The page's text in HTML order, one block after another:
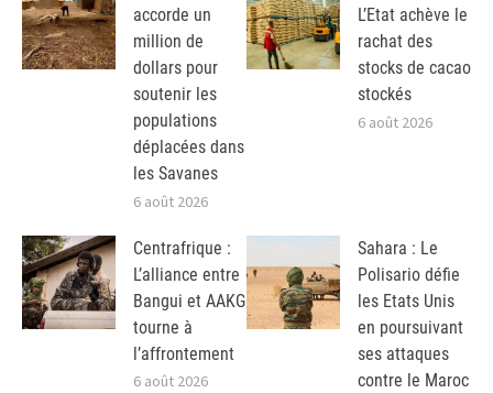
accorde un
million de
dollars pour
soutenir les
populations
déplacées dans
les Savanes
6 août 2026
L’Etat achève le
rachat des
stocks de cacao
stockés
6 août 2026
Centrafrique :
L’alliance entre
Bangui et AAKG
tourne à
l’affrontement
6 août 2026
Sahara : Le
Polisario défie
les Etats Unis
en poursuivant
ses attaques
contre le Maroc